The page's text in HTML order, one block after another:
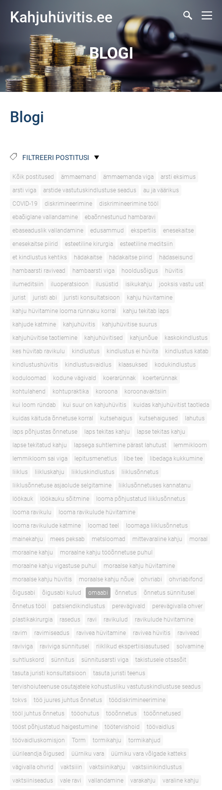
Kahjuhüvitis.ee
BLOGI
Blogi
FILTREERI POSTITUSI
Kõik postitused ämmaemand ämmaemanda viga
arsti eksimus
arsti viga
arstide vastutuskindlustuse seadus
au ja väärikus
COVID-19
diskrimineerimine
diskrimineerimine tööl
ebaõiglane vallandamine
ebaõnnestunud hambaravi
ebaseaduslik vallandamine
edusammud ekspertiis
enesekaitse
enesekaitse piirid
esteetiline kirurgia
esteetiline meditsiin
et kindlustus kehtiks
hädakaitse hädakaitse piirid
hädaseisund
hambaarsti ravivead
hambaarsti viga hooldusõigus
hüvitis
ilumeditsiin
iluoperatsioon ilusüstid isikukahju
jooksis vastu ust
jurist
juristi abi juristi konsultatsioon
kahju hüvitamine
kahju hüvitamine looma rünnaku korral
kahju tekitab laps
kahjude katmine
kahjuhüvitis
kahjuhüvitise suurus
kahjuhüvitise taotlemine
kahjuhüvitised kahjunõue
kaskokindlustus
kes hüvitab ravikulu
kindlustus kindlustus ei hüvita
kindlustus katab
kindlustushüvitis
kindlustusvaidlus klaasuksed
kodukindlustus
koduloomad
kodune vägivald koerarünnak
koerterünnak
kohtulahend
kohtupraktika koroona
koroonavaktsiin
kui loom ründab
kui suur on kahjuhüvitis
kuidas kahjuhüvitist taotleda
kuidas käituda õnnetuse korral
kutsehaigus kutsehaigused
lahutus
laps põhjustas õnnetuse
laps tekitas kahju
lapse tekitas kahju
lapse tekitatud kahju
lapsega suhtlemine pärast lahutust
lemmikloom
lemmikloom sai viga
lepitusmenetlus libe tee
libedaga kukkumine
liiklus
liikluskahju liikluskindlustus
liiklusõnnetus
liiklusõnnetuse asjaolude selgitamine
liiklusõnnetuses kannatanu
löökauk
löökauku sõitmine
looma põhjustatud liiklusõnnetus
looma ravikulu
looma ravikulude hüvitamine
looma ravikulude katmine
loomad teel
loomaga liiklusõnnetus
mainekahju
mees peksab metsloomad mittevaraline kahju
moraal
moraalne kahju
moraalne kahju tööõnnetuse puhul
moraalne kahju vigastuse puhul
moraalse kahju hüvitamine
moraalse kahju hüvitis
moraalse kahju nõue ohvriabi
ohvriabifond
õigusabi
õigusabi kulud omaabi õnnetus
õnnetus sünnitusel
õnnetus tööl
patsiendikindlustus perevägivald
perevägivalla ohver
plastikakirurgia
rasedus ravi ravikulud
ravikulude hüvitamine
ravim
ravimiseadus ravivea hüvitamine ravivea hüvitis
ravivead
raviviga
raviviga sünnitusel riiklikud ekspertiisiasutused
solvamine
suhtluskord
sünnitus sünnitusarsti viga
takistusele otsasõit
tasuta juristi konsultatsioon
tasuta juristi teenus
tervishoiuteenuse osutajatele kohustusliku vastutuskindlustuse seadus
tokvs
töö juures juhtus õnnetus
töödiskrimineerimine
tööl juhtus õnnetus
tööohutus tööõnnetus
tööõnnetused
tööst põhjustatud haigestumine
töötervishoid
töövaidlus
töövaidluskomisjon
Torm tormikahju
tormikahjud
üürileandja õigused
üürniku vara
üürniku vara võlgade katteks
vägivalla ohvrid
vaktsiiin vaktsiinikahju
vaktsiinikindlustus
vaktsiiniseadus
vale ravi vallandamine varakahju
varaline kahju